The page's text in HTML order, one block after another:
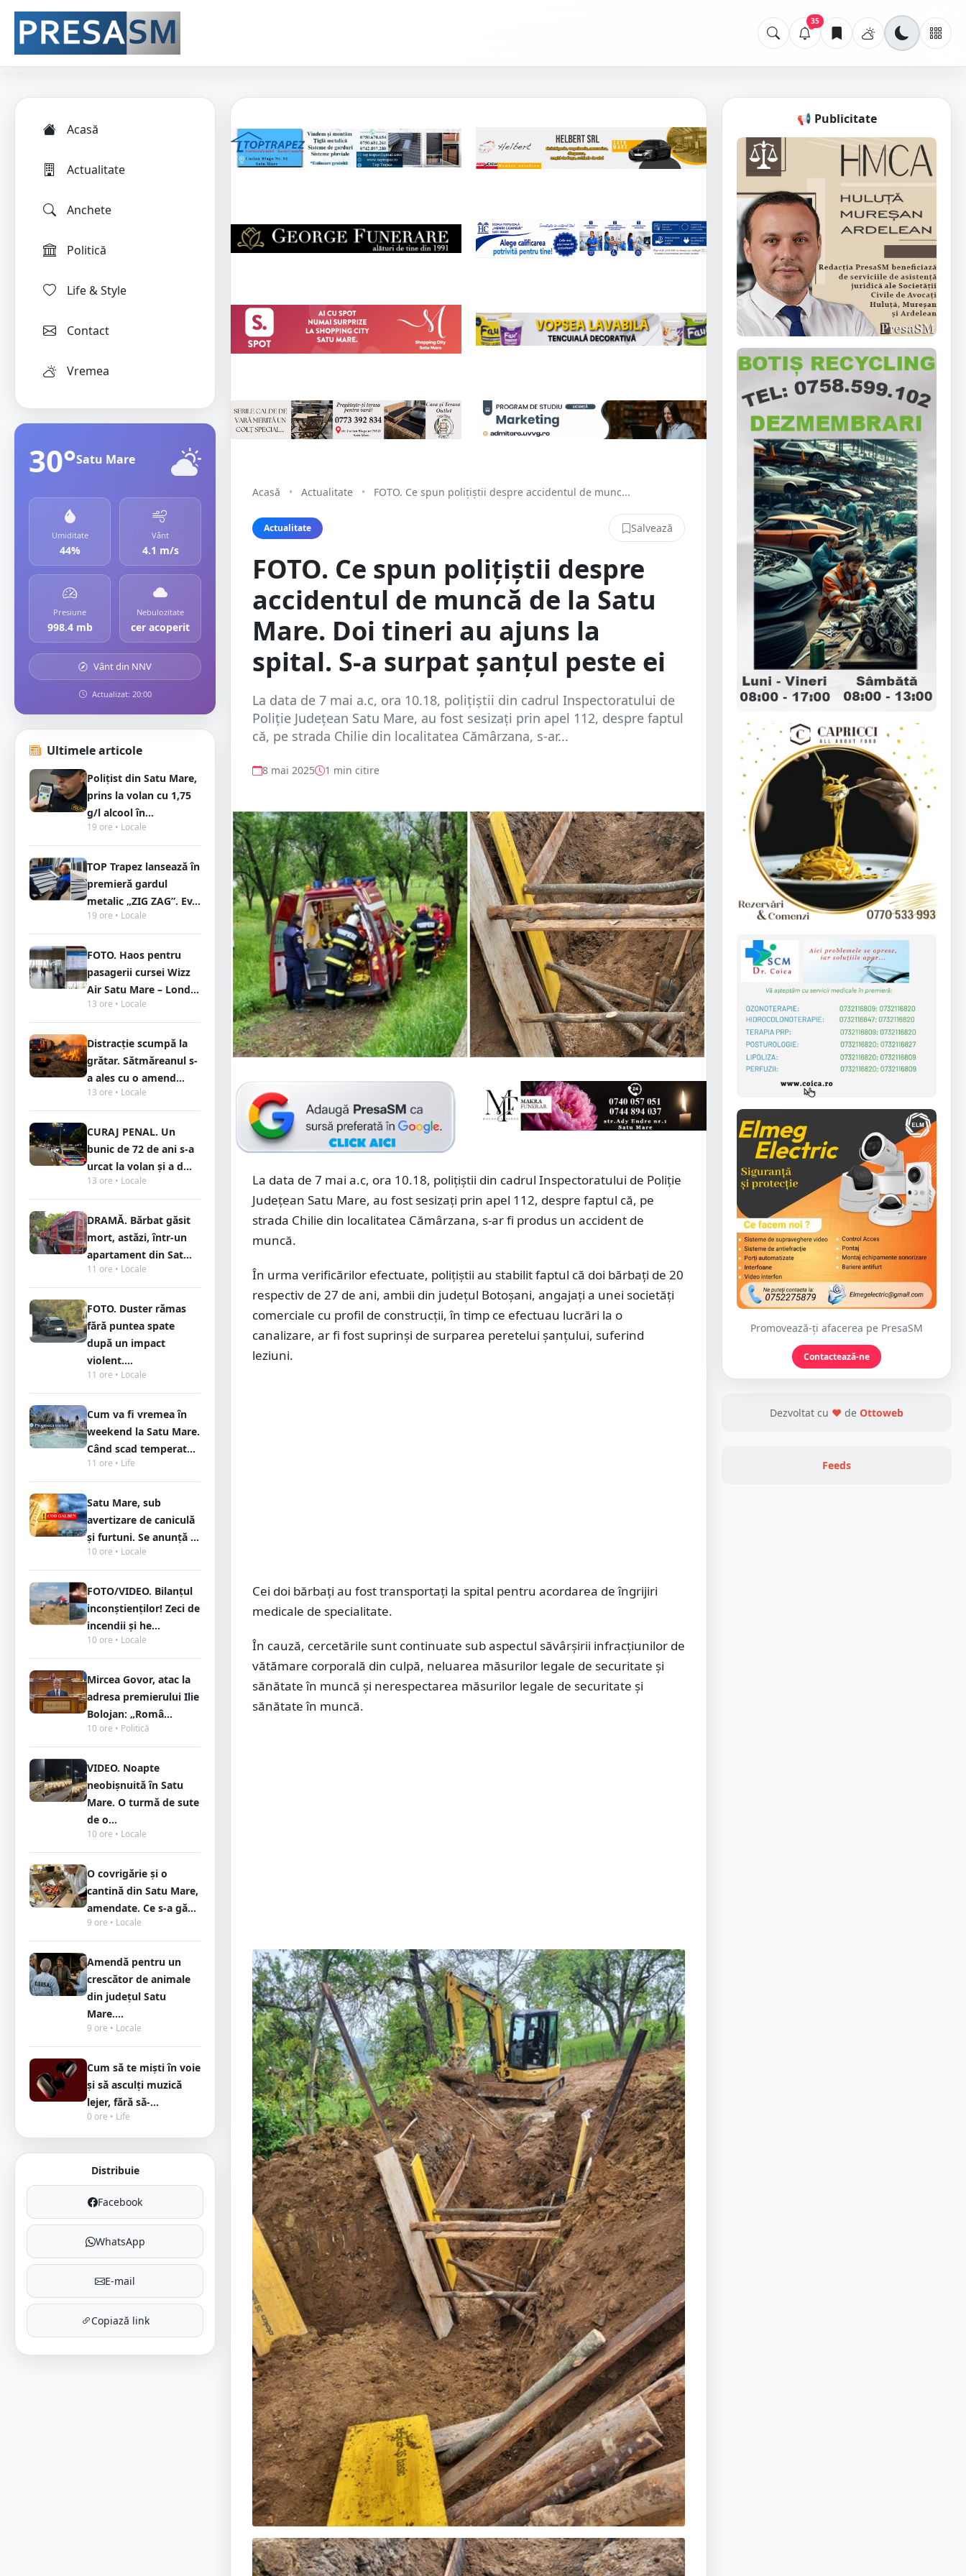
35
Acasă
Actualitate
Anchete
Politică
Life & Style
Contact
Vremea
30°Satu Mare
Umiditate
44%
Vânt
4.1 m/s
Presiune
998.4 mb
Nebulozitate
cer acoperit
Vânt din NNV
Actualizat: 20:00
Ultimele articole
Polițist din Satu Mare,
prins la volan cu 1,75
g/l alcool în...
19 ore • Locale
TOP Trapez lansează în
premieră gardul
metalic „ZIG ZAG”. Ev...
19 ore • Locale
FOTO. Haos pentru
pasagerii cursei Wizz
Air Satu Mare – Lond...
13 ore • Locale
Distracție scumpă la
grătar. Sătmăreanul s-
a ales cu o amend...
13 ore • Locale
CURAJ PENAL. Un
bunic de 72 de ani s-a
urcat la volan și a d...
13 ore • Locale
DRAMĂ. Bărbat găsit
mort, astăzi, într-un
apartament din Sat...
11 ore • Locale
FOTO. Duster rămas
fără puntea spate
după un impact
violent....
11 ore • Locale
Cum va fi vremea în
weekend la Satu Mare.
Când scad temperat...
11 ore • Life
Satu Mare, sub
avertizare de caniculă
și furtuni. Se anunță ...
10 ore • Locale
FOTO/VIDEO. Bilanțul
inconștienților! Zeci de
incendii și he...
10 ore • Locale
Mircea Govor, atac la
adresa premierului Ilie
Bolojan: „Româ...
10 ore • Politică
VIDEO. Noapte
neobișnuită în Satu
Mare. O turmă de sute
de o...
10 ore • Locale
O covrigărie și o
cantină din Satu Mare,
amendate. Ce s-a gă...
9 ore • Locale
Amendă pentru un
crescător de animale
din județul Satu
Mare....
9 ore • Locale
Cum să te miști în voie
și să asculți muzică
lejer, fără să-...
0 ore • Life
Distribuie
Facebook
WhatsApp
E-mail
Copiază link
Acasă • Actualitate • FOTO. Ce spun polițiștii despre accidentul de munc...
Actualitate Salvează
FOTO. Ce spun polițiștii despre
accidentul de muncă de la Satu
Mare. Doi tineri au ajuns la
spital. S-a surpat șanțul peste ei
La data de 7 mai a.c, ora 10.18, polițiștii din cadrul Inspectoratului de
Poliție Județean Satu Mare, au fost sesizați prin apel 112, despre faptul
că, pe strada Chilie din localitatea Cămârzana, s-ar...
8 mai 2025 1 min citire
La data de 7 mai a.c, ora 10.18, polițiștii din cadrul Inspectoratului de Poliție
Județean Satu Mare, au fost sesizați prin apel 112, despre faptul că, pe
strada Chilie din localitatea Cămârzana, s-ar fi produs un accident de
muncă.
În urma verificărilor efectuate, polițiștii au stabilit faptul că doi bărbați de 20
respectiv de 27 de ani, ambii din județul Botoșani, angajați a unei societăți
comerciale cu profil de construcții, în timp ce efectuau lucrări la o
canalizare, ar fi fost suprinși de surparea peretelui șanțului, suferind
leziuni.
Cei doi bărbați au fost transportați la spital pentru acordarea de îngrijiri
medicale de specialitate.
În cauză, cercetările sunt continuate sub aspectul săvârșirii infracțiunilor de
vătămare corporală din culpă, neluarea măsurilor legale de securitate şi
sănătate în muncă şi nerespectarea măsurilor legale de securitate şi
sănătate în muncă.
📢 Publicitate
Promovează-ți afacerea pe PresaSM
Contactează-ne
Dezvoltat cu ❤ de Ottoweb
Feeds